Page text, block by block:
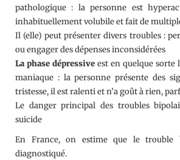
pathologique : la personne est
inhabituellement volubile et fait de
Il (elle) peut présenter divers troubles :
ou engager des dépenses inconsidérées
La phase dépressive est en quelque sorte
maniaque : la personne présente des
tristesse, il est ralenti et n’a goût à rien,
Le danger principal des troubles
suicide
En France, on estime que le trouble
diagnostiqué.